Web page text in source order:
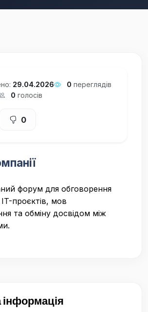
29.04.2026 0 переглядів
0 голосів
0
форум для обговорення
проєктів, мов
та обміну досвідом між
інформація